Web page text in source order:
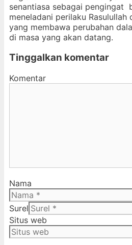
senantiasa sebagai pengingat
meneladani perilaku Rasulullah
yang membawa perubahan
di masa yang akan datang.
Tinggalkan komentar
Komentar
Nama
Surel
Situs web